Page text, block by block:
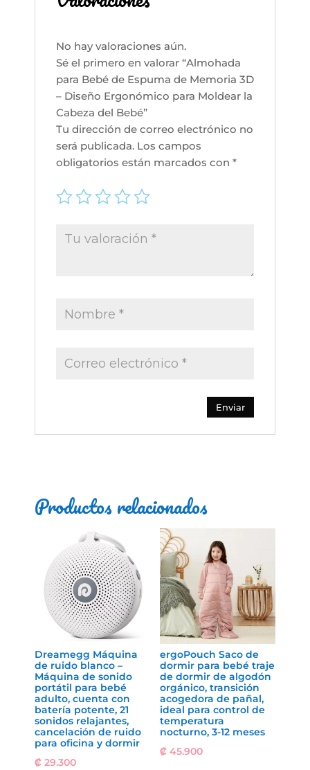
Cabeza
del
Bebé
cantidad
No hay valoraciones aún.
Sé el primero en valorar “Almohada
para Bebé de Espuma de Memoria 3D
– Diseño Ergonómico para Moldear la
Cabeza del Bebé”
Tu dirección de correo electrónico no
será publicada. Los campos
obligatorios están marcados con *
Productos relacionados
Dreamegg Máquina
de ruido blanco –
Máquina de sonido
portátil para bebé
adulto, cuenta con
batería potente, 21
sonidos relajantes,
cancelación de ruido
para oficina y dormir
₡ 29.300
ergoPouch Saco de
dormir para bebé traje
de dormir de algodón
orgánico, transición
acogedora de pañal,
ideal para control de
temperatura
nocturno, 3-12 meses
₡45.900